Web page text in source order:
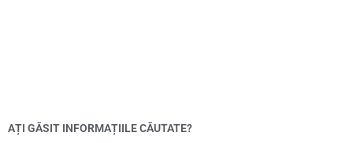
AȚI GĂSIT INFORMAȚIILE CĂUTATE?